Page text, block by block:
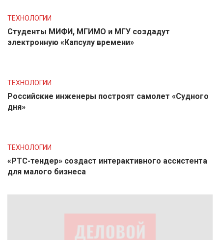
ТЕХНОЛОГИИ
Студенты МИФИ, МГИМО и МГУ создадут
электронную «Капсулу времени»
ТЕХНОЛОГИИ
Российские инженеры построят самолет «Судного
дня»
ТЕХНОЛОГИИ
«РТС-тендер» создаст интерактивного ассистента
для малого бизнеса